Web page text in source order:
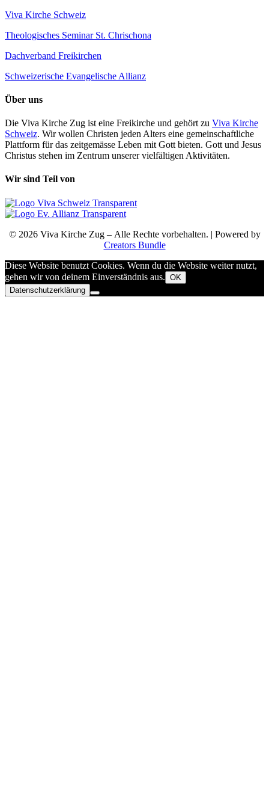
Viva Kirche Schweiz
Theologisches Seminar St. Chrischona
Dachverband Freikirchen
Schweizerische Evangelische Allianz
Über uns
Die Viva Kirche Zug ist eine Freikirche und gehört zu Viva Kirche
Schweiz. Wir wollen Christen jeden Alters eine gemeinschaftliche
Plattform für das zeitgemässe Leben mit Gott bieten. Gott und Jesus
Christus stehen im Zentrum unserer vielfältigen Aktivitäten.
Wir sind Teil von
© 2026 Viva Kirche Zug – Alle Rechte vorbehalten. | Powered by
Creators Bundle
Diese Website benutzt Cookies. Wenn du die Website weiter nutzt,
gehen wir von deinem Einverständnis aus. OK
Datenschutzerklärung